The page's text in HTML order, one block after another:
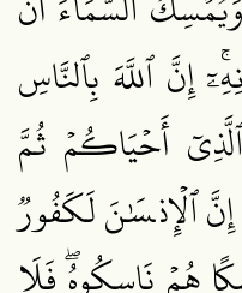
إِنَّ ٱللَّهَ بِٱلنَّاسِ
أَحۡيَاكُمۡ ثُمَّ
ٱلۡإِنسَٰنَ لَكَفُورٞ
هُمۡ نَاسِكُوهُۖ فَلَا